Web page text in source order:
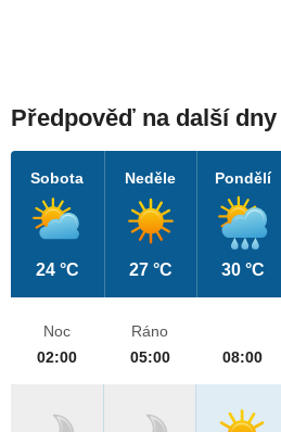
Předpověď na další dny
Sobota
24 °C
Neděle
27 °C
Pondělí
30 °C
Noc
02:00
Ráno
05:00
08:00